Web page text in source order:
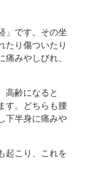
」です。その坐
たり傷ついたり
みやしびれ、
高齢になると
す。どちらも腰
下半身に痛みや
起こり、これを